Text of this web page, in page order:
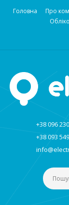
Головна Про
+38 096
+38 093